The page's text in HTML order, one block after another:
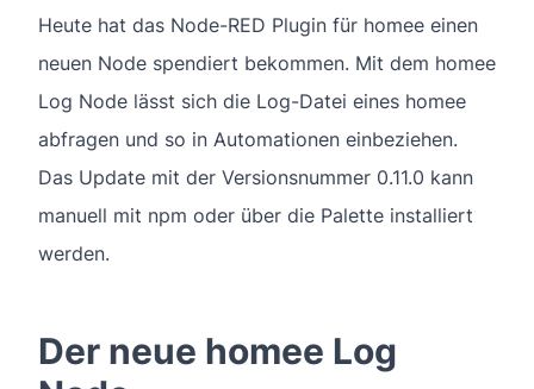
Heute hat das Node-RED Plugin für homee einen
neuen Node spendiert bekommen. Mit dem homee
Log Node lässt sich die Log-Datei eines homee
abfragen und so in Automationen einbeziehen.
Das Update mit der Versionsnummer 0.11.0 kann
manuell mit npm oder über die Palette installiert
werden.
Der neue homee Log